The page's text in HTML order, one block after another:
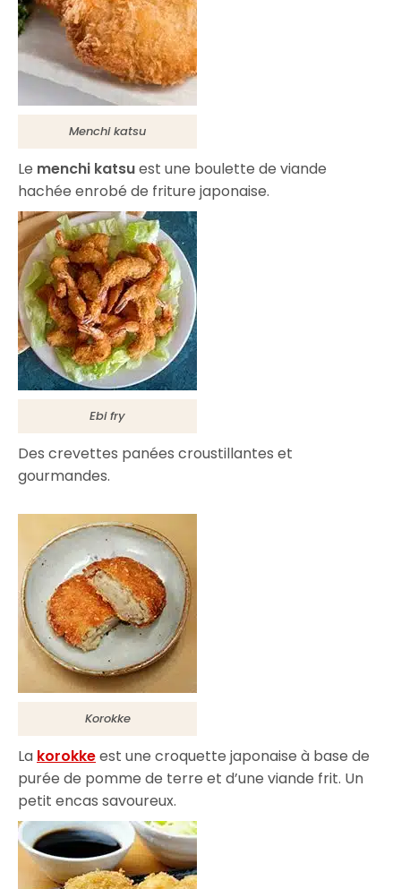
Menchi katsu
Le menchi katsuest une boulette de viande
hachée enrobé de friture japonaise.
Ebi fry
Des crevettes panées croustillantes et
gourmandes.
Korokke
La korokkeest une croquette japonaise à base de
purée de pomme de terre et d’une viande frit. Un
petit encas savoureux.